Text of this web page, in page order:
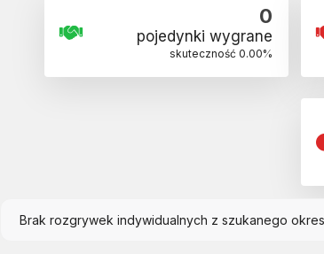
0
pojedynki wygrane
skuteczność 0.00%
Brak rozgrywek indywidualnych z szukanego